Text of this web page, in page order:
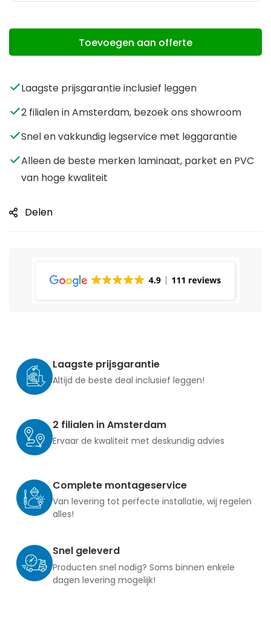
Toevoegen aan offerte
Laagste prijsgarantie inclusief leggen
2 filialen in Amsterdam, bezoek ons showroom
Snel en vakkundig legservice met leggarantie
Alleen de beste merken laminaat, parket en PVC
van hoge kwaliteit
Delen
Laagste prijsgarantie
Altijd de beste deal inclusief leggen!
2 filialen in Amsterdam
Ervaar de kwaliteit met deskundig advies
Complete montageservice
Van levering tot perfecte installatie, wij regelen
alles!
Snel geleverd
Producten snel nodig? Soms binnen enkele
dagen levering mogelijk!